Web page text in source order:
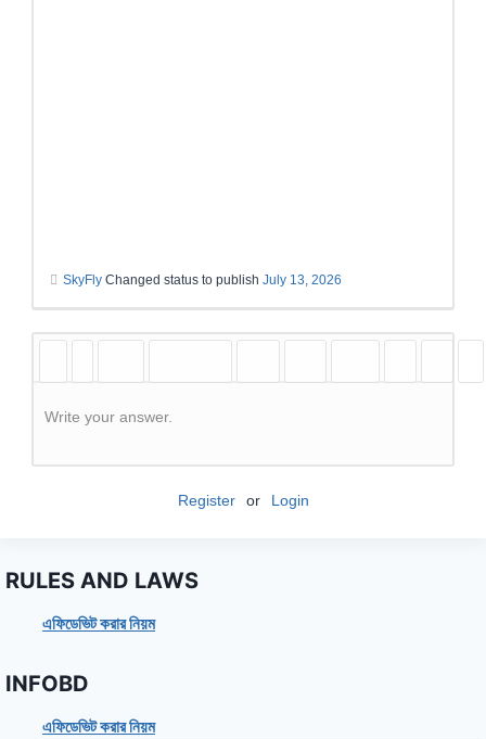
SkyFly Changed status to publish July 13, 2026
Write your answer.
Register or Login
RULES AND LAWS
এফিডেভিট করার নিয়ম
INFOBD
এফিডেভিট করার নিয়ম